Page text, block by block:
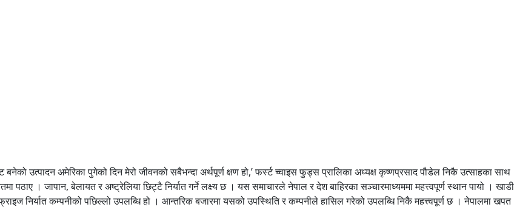
गरिसकेपछि उद्योगको नाममा बिलिङ गरिसकेपछि किलोमा २ रुपैयाँसम्म छुट पाउँछन् । नेपालमै पहिलो उद्योग, विदेशमा निर्यात नेपाल आलु उत्पादनको लागि तीनै क्षेत्र (हिमाल, पहाड र तराई) उपयुक्त रहेको सुनाउँछन् कृष्णप्रसाद पौडेल । आजको दिनमा यो उद्योगले नेपाली फ्रेन्च फ्राइज उत्पादन गरेर विदेशी मुद्रा आम्दानी गर्नमा उदाहरणीय भूमिका निभाएको छ । यस्ता उद्योगहरू नेपालमा धेरै आउनुपर्ने पौडेल बताउँछन् । आगामी दिनमा उद्योगलाई थप विस्तार गर्ने योजना बनाएको उनले सुनाए । कम्पनीले प्रशोधन केन्द्रसँगै आलु भण्डारणका लागि ठूलो कोल्ड स्टोर हब बनाउने तयारी गरेको छ । यसैगरी, आलुको उत्पादनलाई विविधीकरण गर्ने योजना पनि रहेको छ । उनले भने, ‘हामीले अहिलेसम्म फ्रेन्च फ्राइजको उत्पादन सुरु गरेर बजारमा ल्यायौं, अबको दुई वर्षभित्र पराठा, समोसा, टिकीलगायत थुप्रै आइटम सुरु गर्छौं ।’ पौडेल आमउपभोक्तालाई नेपाली उत्पादन नै प्रयोग गर्न सुझाउँछन् । उनी भन्छन्, ‘हाम्रो उत्पादन स्वादिष्ट हुनुका साथै स्वास्थ्यको लागि लाभदायक छ, तपाईंहरू जतिजना फ्रेन्च फ्राइज खानुहुन्छ, आफ्नै किसानले उत्पादन गरेको आलुबाट बनाएको फ्रेन्च फ्राइज किन्नूस् र हामीलाई सहयोग गर्नूस् ।’ सरकारले म र मेरो टिमलाई विश्वास गरेर औजार र किसानलाई अनुदान दिन्छ भने अबको ४/५ वर्षमा मैले पनि देशलाई आलुमा आत्मनिर्भर बनाउन सक्छु । काम गर्न सकिन्छ, सम्भावना धेरै छन् । तराईका अधिकांश ठाउँमा जमीन खाली छ । आलुबाट राम्रो फाइदा लिन सकिन्छ । आर्थिक वर्ष २०७७/७८ मा २५ करोडको फ्रेन्च फ्राइज आयात भएको थियो । अहिले हामी निर्यात गरिरहेका छौं । हामीले ११० टन निर्यात गरिसक्यौं । जापान, बेलायत र अष्ट्रेलियामा निर्यात गर्ने लक्ष्य छ । आफ्नो व्यवसायलाई अभियानको रूपमा अगाडि बढाउँदैछन् उद्योगी पौडेल । किसानको पीडा देखेर नेपालमा पहिलोपटक प्लान्ट टप प्रविधि प्रयोगमा ल्याएको उनले बताए । यो अभियानअन्तर्गत कसरी लागत घटाउने र उत्पादन वृद्धि भन्नेमा जोड दिएको उनको भनाइ छ । ‘माटोमा रमाउने किसानको प्रगति जबसम्म हुँदैन तबसम्म उद्योग र राष्ट्रको प्रगति हुँदैन भनेर मैले बुझेको छु,’ पौडेल भन्छन्, ‘म उहाँहरूकै हकहितको लागि दिनरात लागिरहेको छु, उहाँहरूसँगै हातेमालो गरेर अघि बढिरहेको छु ।’ किसानको लागि स्थानीय सरकार, कृषि मन्त्रालयलगायत सम्बन्धित क्षेत्रले ध्यान दिनुपर्ने बताउँछन् उद्योगी पौडेल । कागजमा मात्रै कृषि उत्पादन नहुने, त्यसको लागि माटोमा रमाउने किसानसँग हात मिलाउनुपर्ने उनको तर्क छ । ‘कागजमा रमाउने किसानलाई समातेर देश विकास हुँदैन, वास्तविक किसानको पीडा सुन्नुपर्यो, माटोमा रमाउने किसानलई समातेर देशको अर्थतन्त्रदेखि लिएर उत्पादन पनि वृद्धि गर्नुपर्यो,’ उनले भने । नेपालमा गर्नसके सम्भावना नै सम्भावना रहेको तर त्यसमा व्यक्ति मात्रै नभएर सबै क्षेत्रले समन्वय गर्नुपर्ने उद्योगी पौडेलको बुझाइ छ । ‘म एउटा व्यक्ति हो, व्यक्तिले मात्रै अगाडि बढाएर केही हुँदैन, राष्ट्रलाई अगाडि बढाउने हो भने सबै क्षेत्रले हातेमालो गर्नुपर्छ,’ उनी भन्छन् । त्यस्तै, उनी उद्योगको विकासको लागि सरकारले नीति, नियम र कानुन स्पष्ट बनाउनुपर्ने बताउँछन् । उनी उद्योगमा जाने विद्युत डेटिकेटेड हुनुपर्नेदेखि किसानलाई अनुदान र उद्योगीलाई केही वर्षसम्म ब्याजमा छुट गर्दिनुपर्ने धारणा राख्छन् । त्यस्तै, पौडेलले नेपालमा भविष्य छैन भनेर विदेश पलायन हुने युवाहरूलाई नेपालमै गर्न सक्ने अवस्था रहेको औंल्याउँछन् । ‘युवाहरू भविष्य छैन भनेर विदेश गएको देख्छु, त्यहाँ पुगेर उहाँहरूले मिहिनेत गर्दा भविष्य सुरक्षित हुने अनि यहाँ मिहिनेत गर्दा सुरक्षित नहुने भन्ने हुँदैन, मिहिनेत गरौं, यहाँ पनि त सम्भावना छ,’ उनले भने। खेती किसानी भनेको पढेलेखेकाहरूले गर्नुहुन्न भन्ने भाष्य छ, त्यसलाई चिर्नुपर्ने उनको तर्क छ । नेपालमा गर्न चाहनेलाई थुप्रै अवसर रहेकोले त्यसमा ध्यान जानुपर्ने उनको सुझाव छ । ‘आलु किसानको पसिना हो, त्यसलाई प्राविधिक मिहिनेत जोडेर विश्व बजारसम्म पुर्‍याउनु नै हाम्रो राष्ट्रिय गौरव हो,’ उनले भने । कृष्णप्रसाद र उनको परिवार गुल्मीको सामान्य किसान परिवारमा जन्मिएका कृष्णप्रसाद पौडेललाई आफ्नो गाउँ–बस्तीमा उब्जिएको आलु अमेरिकाको सुपरमार्केटमा पस्छ भनेर कल्पना पनि गरेका थिएनन् । तर, जीवन कहिलेकाहीँ कठोर संयोगहरूसँगै अघि बढ्छ । र, त्यही संयोगहरूको कुञ्जबाट निस्किएको एउटा सशक्त र सफल कथाका पात्र हुन् कृष्णप्रसाद पौडेल । ५२ वर्षअघि गुल्मीको मदाने गाउँपालिकामा जन्मिएका कृष्णप्रसाद पौडेल तीन भाइमध्ये जेठो सन्तान् हुन् । उनी पढ्ने बेला अहिलेजस्तो नजिकै विद्यालय थिएनन् । डेढ घण्टा पैदल हिँडेर पढ्न जानुपर्थ्यो । त्यो पनि खाली खुट्टा । सात कक्षा पढ्दासम्मै उनको खुट्टामा कहिल्यै चप्पल परेन । त्यो समयमा आजजस्तो बिजुली थिएन । मट्टीतेल बालेर पढ्नुपर्थ्यो । मट्टीतेल पनि सहजै उपलब्ध थिएन । विद्यालय शिक्षा पूरा नहुँदै उनले घरको दैनिकीलाई टेवा दिन परदेशको बाटो रोजे । कामको खोजीमा भारत पसे । ‘त्यतिबेला स्कुलको २०/२५ रुपैयाँ शुल्क तिर्नको लागि पनि समस्या थियो । बाख्राको पाठा, घ्यू बेचेर स्कुलको फी तिरिन्थ्यो, फी न्यून थियो तर २०–२५ रुपैयाँ पनि हाम्रो लागि धैरै थियो, त्यति रकम जुटाउन ५ माना घिउ बेच्नुपर्थ्यो,’ विगत स्मरण गर्दै उनले भने । भारतमा पौडेलको दैनिकी सहज थिएन । सुरुमा उनले एउटा क्यान्टिनमा भाँडा माझ्ने काम थाले । महिनाको २५ रुपैयाँमा ६ महिनासम्म काम गरिसकेपछि उनले मासु पसलमा काम गर्ने अवसर पाए । उनी काम गर्ने मासु पसलमा १८/२० जना नेपालीहरू थिए । ती सबैको नेतृत्व पौडेलले नै गर्थे । भारतमा करिब ८ बिताएपछि उनी २०५८ सालमा स्वदेश फर्किए । उनले आफ्नो उद्यममा परिवारलाई पनि सँगै ल्याएका छन् । पौडेलको सिंगो परिवार नै उद्योगमा संलग्न छन् । परिवारमा उनकी श्रीमती, दुई छोरी र एक छोरा–बुहारी छन् । उनका जेठी छोरी मानव संशाधन विभाग हेर्छिन्, छोरो मार्केटिङ, बुहारी फुड टेक्निसिएन ल्याब हेर्छिन् र श्रीमतीले पुरानो फ्याक्ट्रीमा एडमिन हेर्छिन् । कान्छी छोरी भने पढ्दैछिन् । मासु पसलबाट व्यवसायको सुरुवात पौडेलले कल्पना पनि गरेका थिएनन् कि एकदिन म ठूलो उद्योगी बन्छु, सयौंलाई रोजगारी दिन्छु । हजारौंलाई आफ्नो काममा संलग्न गराउँछु । तर, उनको मिहिनेत, परिश्रम र लगनशीलताले अर्कै मोड लियो । ठूला उद्यमी बन्न धनाढ्य परिवार वा व्यावसायिक पृष्ठभूमिबाट आउनुपर्छ भन्ने सोच धेरैको हुन्छ । तर, धेरैजना शून्यबाट उठेर करोडौंको मालिक बन्न सफल भएका थुप्रै उदाहरण यही समाजमा छन् । ती उदाहरणमध्येका एक पात्र हुन् पौडेल । सानो लगानीबाट व्यवसायको यात्रा थालनी गरेका पौडेल आज अर्बौं मूल्यको आलु साम्राज्य खडा गरेका छन् । उनको उद्योगबाट उत्पादन भएको वस्तुले आज नेपाली बजार मात्रै होइन, अन्तर्राष्ट्रिय बजारसमेत पाउन सफल भएको छ । यो उनको मात्रै नभएर नेपालको लागि गौरवको विषय हो । उनको यो व्यावसायिक कदमले हजारौं युवालाई प्रेरणा मिलेको छ । २०५८ सालमा कृष्णप्रसाद पौडेल नेपाल फर्किँदा मासु पसल भए पनि व्यवस्थित थिएनन् । पौडेलका अनुसार त्यतिबेला मासु फोहोर ठाउँमा काटेर भाग लगाइन्थ्यो । बाहिर खुला ठाउँमा राखिन्थ्यो, गुणस्तर मेन्टेन गरिएको हुन्थेन । त्यही समयमा पौडेलले त्यसलाई परिवर्तन गर्दै सफा र एसीसहितको मासु पसल खोले । सुरुमा उनले १० वटा कुखुरा र एउटा खसीबाट आ